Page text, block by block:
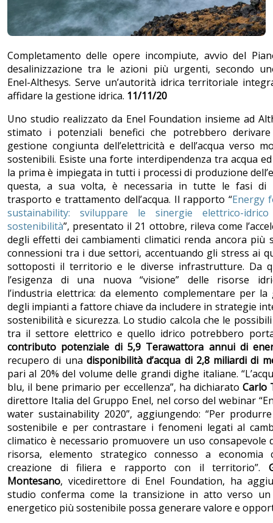
Completamento delle opere incompiute, avvio del
desalinizzazione tra le azioni più urgenti, secondo
Enel-Althesys. Serve un’autorità idrica territoriale
affidare la gestione idrica. 11/11/20
Uno studio realizzato da Enel Foundation insieme ad
stimato i potenziali benefici che potrebbero
gestione congiunta dell’elettricità e dell’acqua verso
sostenibili. Esiste una forte interdipendenza tra acqua
la prima è impiegata in tutti i processi di produzione
questa, a sua volta, è necessaria in tutte le fasi di
trasporto e trattamento dell’acqua. Il rapporto “Energy
sustainability: sviluppare le sinergie elettrico-
sostenibilità”, presentato il 21 ottobre, rileva come
degli effetti dei cambiamenti climatici renda ancora più
connessioni tra i due settori, accentuando gli stress ai
sottoposti il territorio e le diverse infrastrutture. Da
l’esigenza di una nuova “visione” delle risorse
l’industria elettrica: da elemento complementare per la
degli impianti a fattore chiave da includere in strategie
sostenibilità e sicurezza. Lo studio calcola che le
tra il settore elettrico e quello idrico potrebbero
contributo potenziale di 5,9 Terawattora annui di
recupero di una disponibilità d’acqua di 2,8 miliardi di
pari al 20% del volume delle grandi dighe italiane.
blu, il bene primario per eccellenza”, ha dichiarato Carlo
direttore Italia del Gruppo Enel, nel corso del webinar
water sustainability 2020”, aggiungendo: “Per
sostenibile e per contrastare i fenomeni legati al
climatico è necessario promuovere un uso consapevole
risorsa, elemento strategico connesso a economia
creazione di filiera e rapporto con il territorio”.
Montesano, vicedirettore di Enel Foundation, ha
studio conferma come la transizione in atto verso un
energetico più sostenibile possa generare valore e